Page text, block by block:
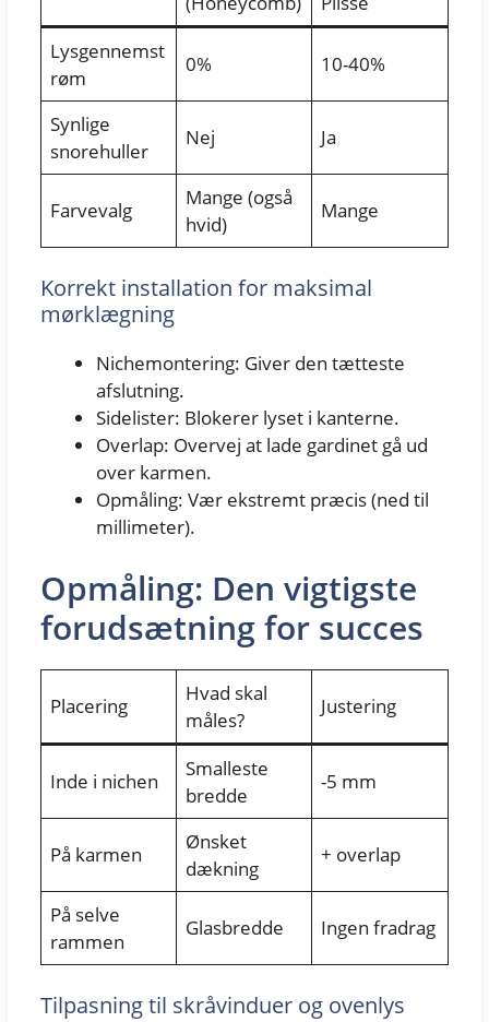
Lysgennemst
røm
0% 10-40%
Synlige
snorehuller
Nej Ja
Farvevalg
Mange (også
hvid)
Mange
Korrekt installation for maksimal
mørklægning
Nichemontering: Giver den tætteste
afslutning.
Sidelister: Blokerer lyset i kanterne.
Overlap: Overvej at lade gardinet gå ud
over karmen.
Opmåling: Vær ekstremt præcis (ned til
millimeter).
Opmåling: Den vigtigste
forudsætning for succes
Placering
Hvad skal
måles?
Justering
Inde i nichen
Smalleste
bredde
-5 mm
På karmen
Ønsket
dækning
+ overlap
På selve
rammen
Glasbredde Ingen fradrag
Tilpasning til skråvinduer og ovenlys